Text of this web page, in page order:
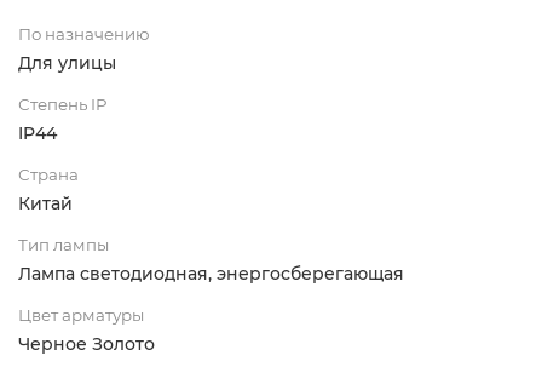
По назначению
Для улицы
Степень IP
IP44
Страна
Китай
Тип лампы
Лампа светодиодная, энергосберегающая
Цвет арматуры
Черное Золото